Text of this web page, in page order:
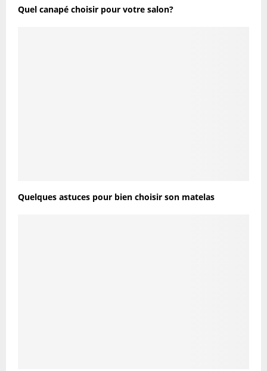
Quel canapé choisir pour votre salon?
Quelques astuces pour bien choisir son matelas